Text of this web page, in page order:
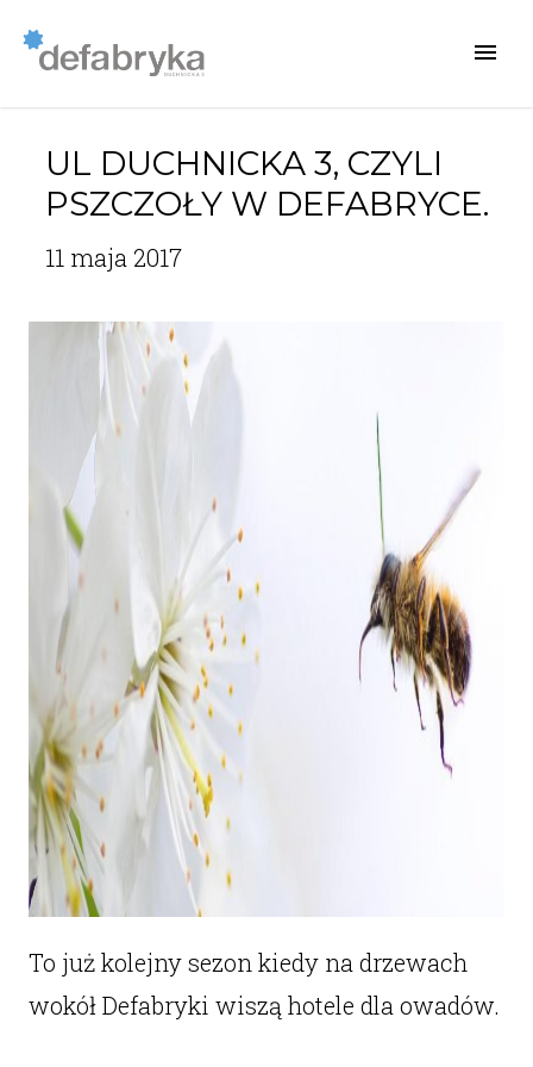
UL DUCHNICKA 3, CZYLI
PSZCZOŁY W DEFABRYCE.
11 maja 2017
To już kolejny sezon kiedy na drzewach
wokół Defabryki wiszą hotele dla owadów.